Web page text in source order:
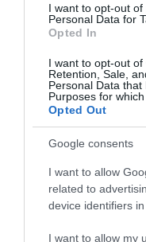
I want to opt-out
Personal Data for
Opted In
I want to opt-out of
Retention, Sale,
Personal Data
Purposes for
Opted Out
Google consents
I want to allow
related to
device identifiers in
I want to allow my